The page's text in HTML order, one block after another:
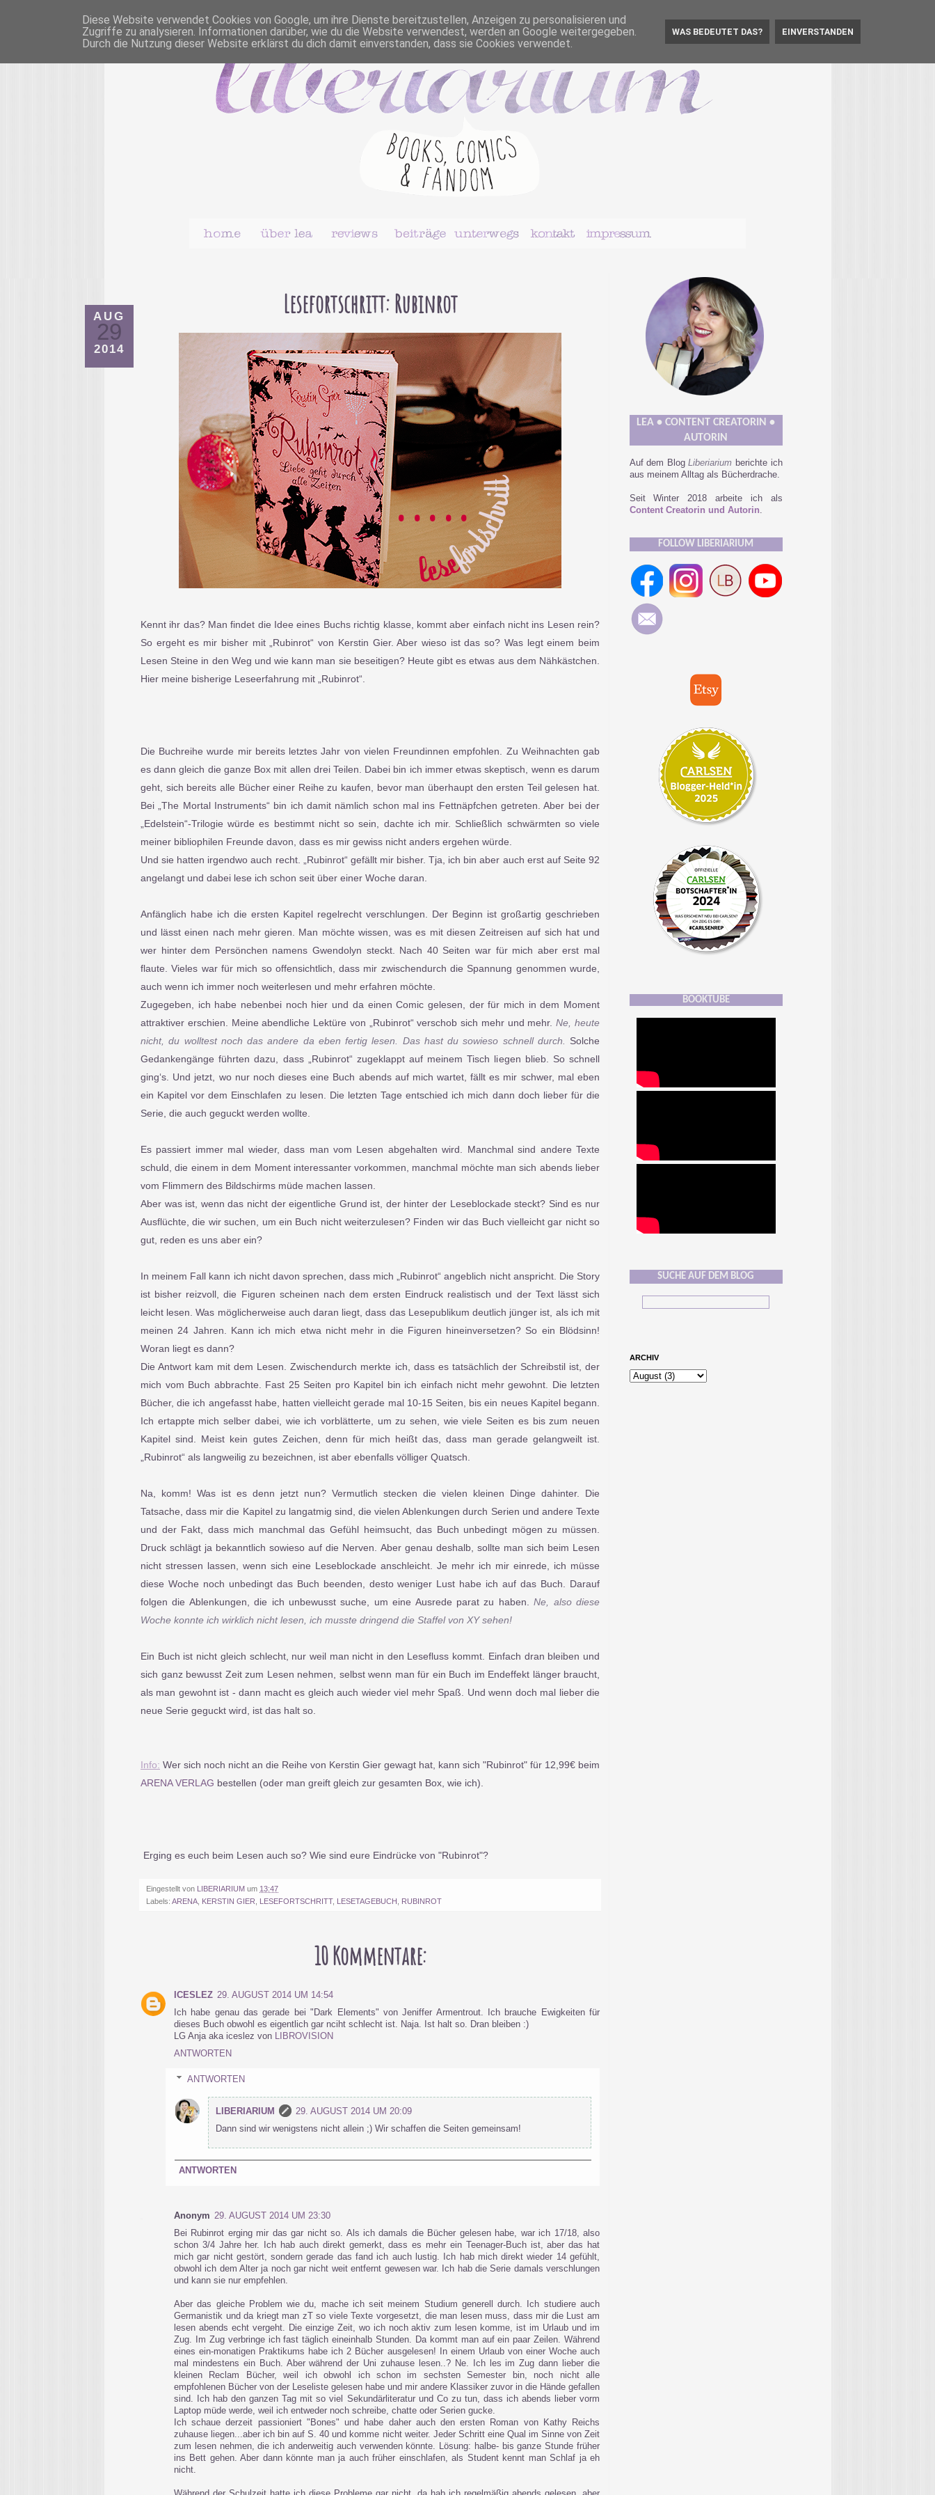
AUG
29
2014
Lesefortschritt: Rubinrot
Kennt ihr das? Man findet die Idee eines Buchs richtig klasse, kommt aber einfach nicht ins Lesen rein?
So ergeht es mir bisher mit „Rubinrot“ von Kerstin Gier. Aber wieso ist das so? Was legt einem beim
Lesen Steine in den Weg und wie kann man sie beseitigen? Heute gibt es etwas aus dem Nähkästchen.
Hier meine bisherige Leseerfahrung mit „Rubinrot“.
Die Buchreihe wurde mir bereits letztes Jahr von vielen Freundinnen empfohlen. Zu Weihnachten gab
es dann gleich die ganze Box mit allen drei Teilen. Dabei bin ich immer etwas skeptisch, wenn es darum
geht, sich bereits alle Bücher einer Reihe zu kaufen, bevor man überhaupt den ersten Teil gelesen hat.
Bei „The Mortal Instruments“ bin ich damit nämlich schon mal ins Fettnäpfchen getreten. Aber bei der
„Edelstein“-Trilogie würde es bestimmt nicht so sein, dachte ich mir. Schließlich schwärmten so viele
meiner bibliophilen Freunde davon, dass es mir gewiss nicht anders ergehen würde.
Und sie hatten irgendwo auch recht. „Rubinrot“ gefällt mir bisher. Tja, ich bin aber auch erst auf Seite 92
angelangt und dabei lese ich schon seit über einer Woche daran.
Anfänglich habe ich die ersten Kapitel regelrecht verschlungen. Der Beginn ist großartig geschrieben
und lässt einen nach mehr gieren. Man möchte wissen, was es mit diesen Zeitreisen auf sich hat und
wer hinter dem Persönchen namens Gwendolyn steckt. Nach 40 Seiten war für mich aber erst mal
flaute. Vieles war für mich so offensichtlich, dass mir zwischendurch die Spannung genommen wurde,
auch wenn ich immer noch weiterlesen und mehr erfahren möchte.
Zugegeben, ich habe nebenbei noch hier und da einen Comic gelesen, der für mich in dem Moment
attraktiver erschien. Meine abendliche Lektüre von „Rubinrot“ verschob sich mehr und mehr.Ne, heute
nicht, du wolltest noch das andere da eben fertig lesen. Das hast du sowieso schnell durch. Solche
Gedankengänge führten dazu, dass „Rubinrot“ zugeklappt auf meinem Tisch liegen blieb. So schnell
ging‘s. Und jetzt, wo nur noch dieses eine Buch abends auf mich wartet, fällt es mir schwer, mal eben
ein Kapitel vor dem Einschlafen zu lesen. Die letzten Tage entschied ich mich dann doch lieber für die
Serie, die auch geguckt werden wollte.
Es passiert immer mal wieder, dass man vom Lesen abgehalten wird. Manchmal sind andere Texte
schuld, die einem in dem Moment interessanter vorkommen, manchmal möchte man sich abends lieber
vom Flimmern des Bildschirms müde machen lassen.
Aber was ist, wenn das nicht der eigentliche Grund ist, der hinter der Leseblockade steckt? Sind es nur
Ausflüchte, die wir suchen, um ein Buch nicht weiterzulesen? Finden wir das Buch vielleicht gar nicht so
gut, reden es uns aber ein?
In meinem Fall kann ich nicht davon sprechen, dass mich „Rubinrot“ angeblich nicht anspricht. Die Story
ist bisher reizvoll, die Figuren scheinen nach dem ersten Eindruck realistisch und der Text lässt sich
leicht lesen. Was möglicherweise auch daran liegt, dass das Lesepublikum deutlich jünger ist, als ich mit
meinen 24 Jahren. Kann ich mich etwa nicht mehr in die Figuren hineinversetzen? So ein Blödsinn!
Woran liegt es dann?
Die Antwort kam mit dem Lesen. Zwischendurch merkte ich, dass es tatsächlich der Schreibstil ist, der
mich vom Buch abbrachte. Fast 25 Seiten pro Kapitel bin ich einfach nicht mehr gewohnt. Die letzten
Bücher, die ich angefasst habe, hatten vielleicht gerade mal 10-15 Seiten, bis ein neues Kapitel begann.
Ich ertappte mich selber dabei, wie ich vorblätterte, um zu sehen, wie viele Seiten es bis zum neuen
Kapitel sind. Meist kein gutes Zeichen, denn für mich heißt das, dass man gerade gelangweilt ist.
„Rubinrot“ als langweilig zu bezeichnen, ist aber ebenfalls völliger Quatsch.
Na, komm! Was ist es denn jetzt nun? Vermutlich stecken die vielen kleinen Dinge dahinter. Die
Tatsache, dass mir die Kapitel zu langatmig sind, die vielen Ablenkungen durch Serien und andere Texte
und der Fakt, dass mich manchmal das Gefühl heimsucht, das Buch unbedingt mögen zu müssen.
Druck schlägt ja bekanntlich sowieso auf die Nerven. Aber genau deshalb, sollte man sich beim Lesen
nicht stressen lassen, wenn sich eine Leseblockade anschleicht. Je mehr ich mir einrede, ich müsse
diese Woche noch unbedingt das Buch beenden, desto weniger Lust habe ich auf das Buch. Darauf
folgen die Ablenkungen, die ich unbewusst suche, um eine Ausrede parat zu haben.Ne, also diese
Woche konnte ich wirklich nicht lesen, ich musste dringend die Staffel von XY sehen!
Ein Buch ist nicht gleich schlecht, nur weil man nicht in den Lesefluss kommt. Einfach dran bleiben und
sich ganz bewusst Zeit zum Lesen nehmen, selbst wenn man für ein Buch im Endeffekt länger braucht,
als man gewohnt ist - dann macht es gleich auch wieder viel mehr Spaß. Und wenn doch mal lieber die
neue Serie geguckt wird, ist das halt so.
Info: Wer sich noch nicht an die Reihe von Kerstin Gier gewagt hat, kann sich "Rubinrot" für 12,99€ beim
ARENA VERLAG bestellen (oder man greift gleich zur gesamten Box, wie ich).
Erging es euch beim Lesen auch so? Wie sind eure Eindrücke von "Rubinrot"?
Eingestellt von LIBERIARIUM um 13:47
Labels: ARENA KERSTIN GIER LESEFORTSCHRITT, LESETAGEBUCH RUBINROT
10 Kommentare:
ICESLEZ 29. AUGUST 2014 UM 14:54
Ich habe genau das gerade bei "Dark Elements" von Jeniffer Armentrout. Ich brauche Ewigkeiten für
dieses Buch obwohl es eigentlich gar nciht schlecht ist. Naja. Ist halt so. Dran bleiben :)
LG Anja aka iceslez von
LIBROVISION
ANTWORTEN
ANTWORTEN
LIBERIARIUM
29. AUGUST 2014 UM 20:09
Dann sind wir wenigstens nicht allein ;) Wir schaffen die Seiten gemeinsam!
ANTWORTEN
Anonym 29. AUGUST 2014 UM 23:30
Bei Rubinrot erging mir das gar nicht so. Als ich damals die Bücher gelesen habe, war ich 17/18, also
schon 3/4 Jahre her. Ich hab auch direkt gemerkt, dass es mehr ein Teenager-Buch ist, aber das hat
mich gar nicht gestört, sondern gerade das fand ich auch lustig. Ich hab mich direkt wieder 14 gefühlt,
obwohl ich dem Alter ja noch gar nicht weit entfernt gewesen war. Ich hab die Serie damals verschlungen
und kann sie nur empfehlen.
Aber das gleiche Problem wie du, mache ich seit meinem Studium generell durch. Ich studiere auch
Germanistik und da kriegt man zT so viele Texte vorgesetzt, die man lesen muss, dass mir die Lust am
lesen abends echt vergeht. Die einzige Zeit, wo ich noch aktiv zum lesen komme, ist im Urlaub und im
Zug. Im Zug verbringe ich fast täglich eineinhalb Stunden. Da kommt man auf ein paar Zeilen. Während
eines ein-monatigen Praktikums habe ich 2 Bücher ausgelesen! In einem Urlaub von einer Woche auch
mal mindestens ein Buch. Aber während der Uni zuhause lesen..? Ne. Ich les im Zug dann lieber die
kleinen Reclam Bücher, weil ich obwohl ich schon im sechsten Semester bin, noch nicht alle
empfohlenen Bücher von der Leseliste gelesen habe und mir andere Klassiker zuvor in die Hände gefallen
sind. Ich hab den ganzen Tag mit so viel Sekundärliteratur und Co zu tun, dass ich abends lieber vorm
Laptop müde werde, weil ich entweder noch schreibe, chatte oder Serien gucke.
Ich schaue derzeit passioniert "Bones" und habe daher auch den ersten Roman von Kathy Reichs
zuhause liegen...aber ich bin auf S. 40 und komme nicht weiter. Jeder Schritt eine Qual im Sinne von Zeit
zum lesen nehmen, die ich anderweitig auch verwenden könnte. Lösung: halbe- bis ganze Stunde früher
ins Bett gehen. Aber dann könnte man ja auch früher einschlafen, als Student kennt man Schlaf ja eh
nicht.
LEA • CONTENT CREATORIN •
AUTORIN
Auf dem BlogLiberiarium berichte ich
aus meinem Alltag als Bücherdrache.
Seit Winter 2018 arbeite ich als
Content Creatorin und Autorin.
FOLLOW LIBERIARIUM
BOOKTUBE
SUCHE AUF DEM BLOG
ARCHIV
Diese Website verwendet Cookies von Google, um ihre Dienste bereitzustellen, Anzeigen zu personalisieren und
Zugriffe zu analysieren. Informationen darüber, wie du die Website verwendest, werden an Google weitergegeben.
Durch die Nutzung dieser Website erklärst du dich damit einverstanden, dass sie Cookies verwendet.
WAS BEDEUTET DAS? EINVERSTANDEN